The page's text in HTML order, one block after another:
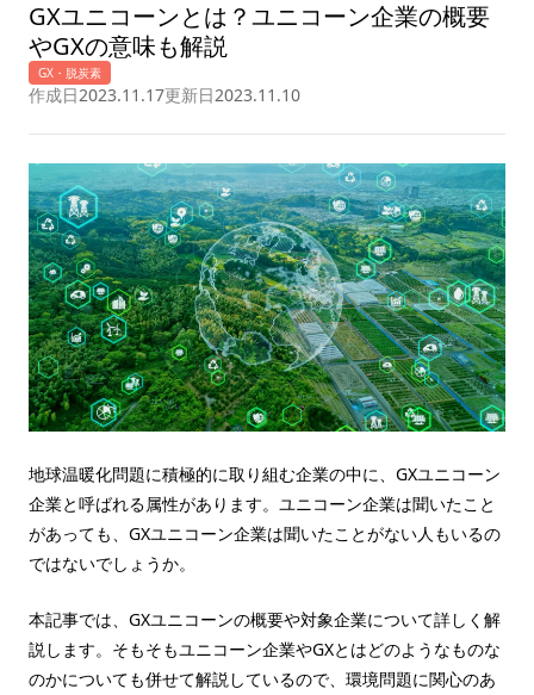
GX・脱炭素
作成日2023.11.17更新日2023.11.10
GXユニコーンとは？ユニコーン企業の概要
やGXの意味も解説
地球温暖化問題に積極的に取り組む企業の中に、GXユニコーン
企業と呼ばれる属性があります。ユニコーン企業は聞いたこと
があっても、GXユニコーン企業は聞いたことがない人もいるの
ではないでしょうか。
本記事では、GXユニコーンの概要や対象企業について詳しく解
説します。そもそもユニコーン企業やGXとはどのようなものな
のかについても併せて解説しているので、環境問題に関心のあ